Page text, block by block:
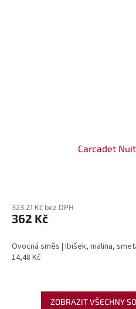
Carcadet
323,21 Kč bez DPH
362 Kč
Ovocná směs | Ibišek, malina,
14,48 Kč
ZOBRAZIT VŠECHNY